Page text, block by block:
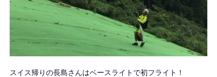
スイス帰りの長島さんはベースライトで初フライト！